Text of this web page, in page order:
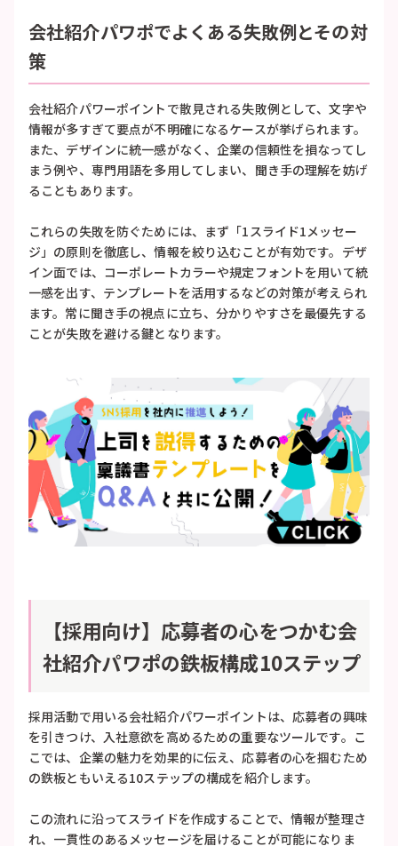
会社紹介パワポでよくある失敗例とその対
策
会社紹介パワーポイントで散見される失敗例として、文字や
情報が多すぎて要点が不明確になるケースが挙げられます。
また、デザインに統一感がなく、企業の信頼性を損なってし
まう例や、専門用語を多用してしまい、聞き手の理解を妨げ
ることもあります。
これらの失敗を防ぐためには、まず「1スライド1メッセー
ジ」の原則を徹底し、情報を絞り込むことが有効です。デザ
イン面では、コーポレートカラーや規定フォントを用いて統
一感を出す、テンプレートを活用するなどの対策が考えられ
ます。常に聞き手の視点に立ち、分かりやすさを最優先する
ことが失敗を避ける鍵となります。
【採用向け】応募者の心をつかむ会
社紹介パワポの鉄板構成10ステップ
採用活動で用いる会社紹介パワーポイントは、応募者の興味
を引きつけ、入社意欲を高めるための重要なツールです。こ
こでは、企業の魅力を効果的に伝え、応募者の心を掴むため
の鉄板ともいえる10ステップの構成を紹介します。
この流れに沿ってスライドを作成することで、情報が整理さ
れ、一貫性のあるメッセージを届けることが可能になりま